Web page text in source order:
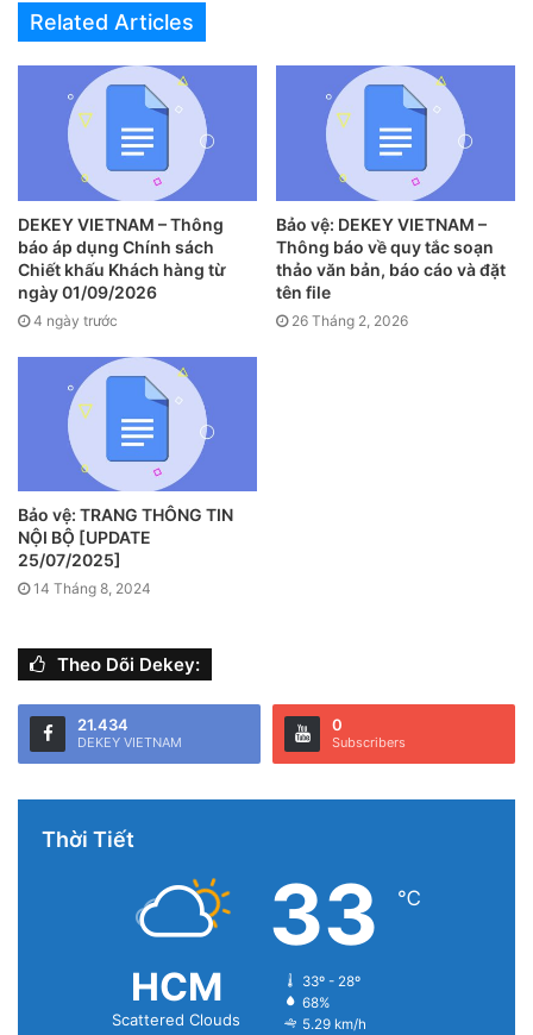
Related Articles
DEKEY VIETNAM – Thông
báo áp dụng Chính sách
Chiết khấu Khách hàng từ
ngày 01/09/2026
4 ngày trước
Bảo vệ: DEKEY VIETNAM –
Thông báo về quy tắc soạn
thảo văn bản, báo cáo và đặt
tên file
26 Tháng 2, 2026
Bảo vệ: TRANG THÔNG TIN
NỘI BỘ [UPDATE
25/07/2025]
14 Tháng 8, 2024
Theo Dõi Dekey:
21.434
DEKEY VIETNAM
0
Subscribers
Thời Tiết
HCM
Scattered Clouds
33 ℃
33º - 28º
68%
5.29 km/h